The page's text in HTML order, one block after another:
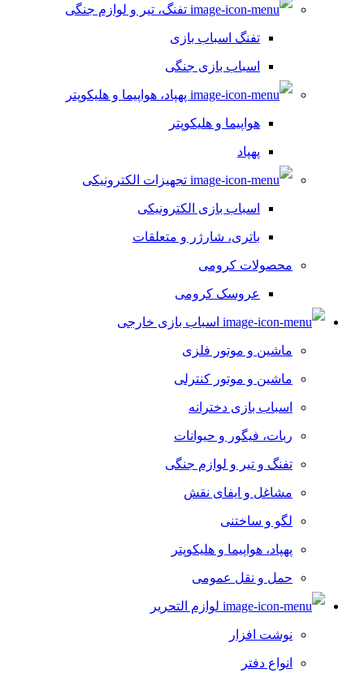
تفنگ، تیر و لوازم جنگی
تفنگ اسباب بازی
اسباب بازی جنگی
پهپاد، هواپیما و هلیکوپتر
هواپیما و هلیکوپتر
پهپاد
تجهیزات الکترونیکی
اسباب بازی الکترونیکی
باتری، شارژر و متعلقات
محصولات کرومی
عروسک کرومی
اسباب بازی خارجی
ماشین و موتور فلزی
ماشین و موتور کنترلی
اسباب بازی دخترانه
ربات، فیگور و حیوانات
تفنگ و تیر و لوازم جنگی
مشاغل و ایفای نقش
لگو و ساختنی
پهپاد، هواپیما و هلیکوپتر
حمل و نقل عمومی
لوازم التحریر
نوشت افزار
انواع دفتر